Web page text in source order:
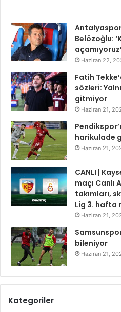
Belözoğlu:
Haziran 22,
Fatih
sözleri:
gitmiyor
Haziran 21,
harikulade
Haziran 21,
CANLI |
maçı Canlı
takımları,
Lig 3. hafta
Haziran 21,
bileniyor
Haziran 21,
Kategoriler